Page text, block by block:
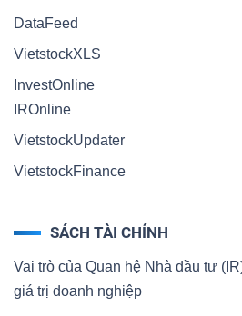
DataFeed
VietstockXLS
InvestOnline
IROnline
VietstockUpdater
VietstockFinance
SÁCH TÀI CHÍNH
Vai trò của Quan hệ Nhà đầu tư
giá trị doanh nghiệp